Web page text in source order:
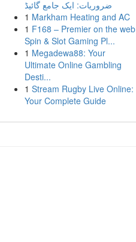
ضروریات: ایک جامع گائیڈ
1 Markham Heating and AC
1 F168 – Premier on the web
Spin & Slot Gaming Pl...
1 Megadewa88: Your
Ultimate Online Gambling
Desti...
1 Stream Rugby Live Online:
Your Complete Guide